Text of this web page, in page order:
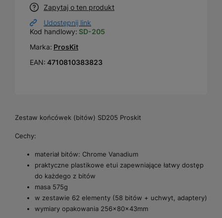
Zapytaj o ten produkt
Udostępnij link
Kod handlowy: SD-205
Marka: ProsKit
EAN: 4710810383823
Zestaw końcówek (bitów) SD205 Proskit
Cechy:
materiał bitów: Chrome Vanadium
praktyczne plastikowe etui zapewniające łatwy dostęp
do każdego z bitów
masa 575g
w zestawie 62 elementy (58 bitów + uchwyt, adaptery)
wymiary opakowania 256x80x43mm